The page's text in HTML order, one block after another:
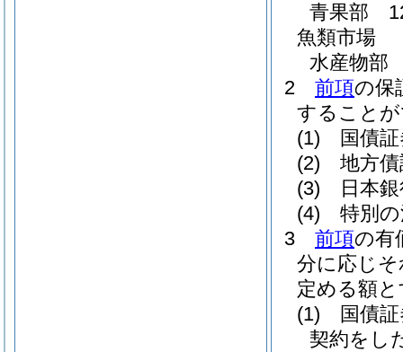
青果部
魚類市場
水産物部
2
前項の保
すること
(1)
国債
(2)
地方
(3)
日本
(4)
特別
3
前項の有
分に応じ
定める額
(1)
国債
契約をし